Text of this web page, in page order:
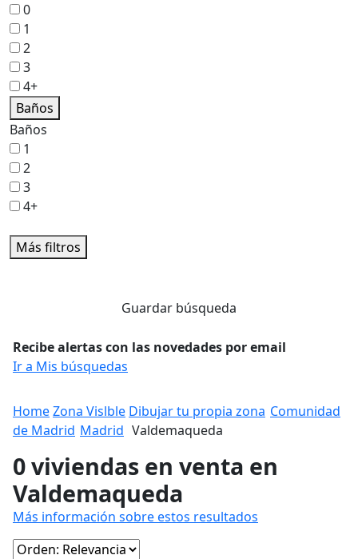
0
1
2
3
4+
Baños
Baños
1
2
3
4+
Más filtros
Guardar búsqueda
Recibe alertas con las novedades por email
Ir a Mis búsquedas
HomeZona Vislble Dibujar tu propia zona Comunidad
de Madrid Madrid Valdemaqueda
0 viviendas en venta en
Valdemaqueda
Más información sobre estos resultados